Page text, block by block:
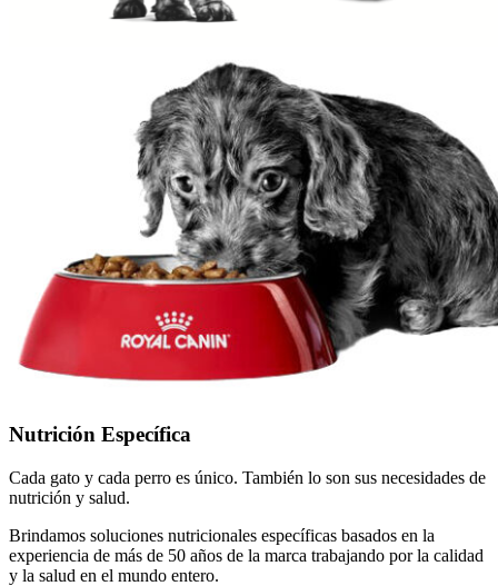
Nutrición Específica
Cada gato y cada perro es único. También lo son sus necesidades de
nutrición y salud.
Brindamos soluciones nutricionales específicas basados en la
experiencia de más de 50 años de la marca trabajando por la calidad
y la salud en el mundo entero.